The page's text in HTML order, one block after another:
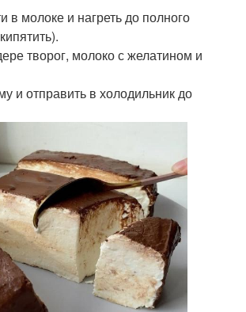
в молоке и нагреть до полного
творог, молоко с желатином и
и отправить в холодильник до